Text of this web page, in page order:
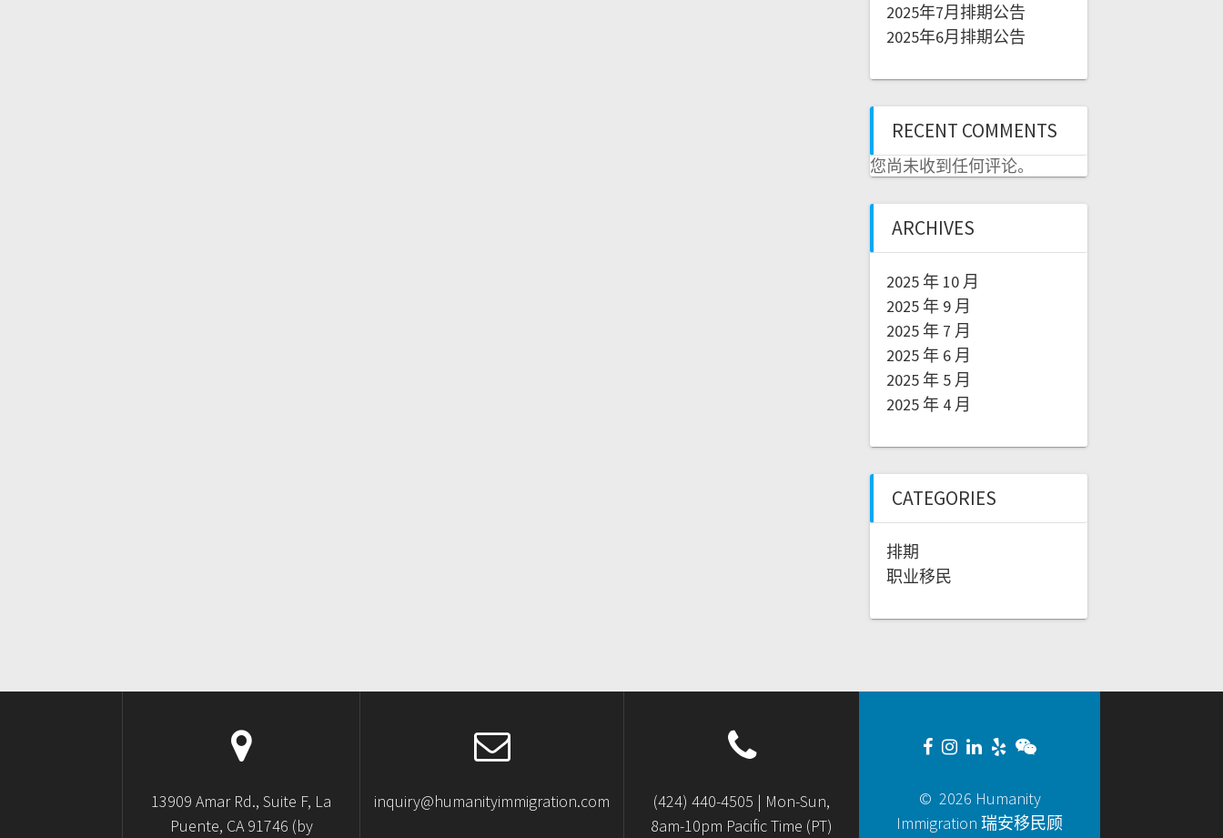
2025年7月排期公告
2025年6月排期公告
RECENT COMMENTS
您尚未收到任何评论。
ARCHIVES
2025 年 10 月
2025 年 9 月
2025 年 7 月
2025 年 6 月
2025 年 5 月
2025 年 4 月
CATEGORIES
排期
职业移民
13909 Amar Rd., Suite F, La
Puente, CA 91746 (by
inquiry@humanityimmigration.com
(424) 440-4505 | Mon-Sun,
8am-10pm Pacific Time (PT)
© 2026 Humanity
Immigration 瑞安移民顾